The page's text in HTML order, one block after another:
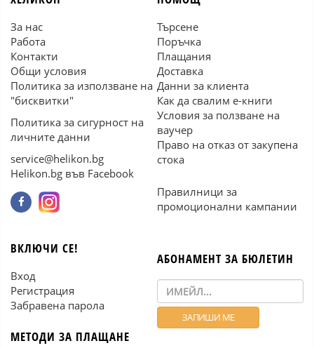
За нас
Работа
Контакти
Общи условия
Политика за използване на
"бисквитки"
Политика за сигурност на
личните данни
service@helikon.bg
Helikon.bg във Facebook
Търсене
Поръчка
Плащания
Доставка
Данни за клиента
Как да свалим е-книги
Условия за ползване на
ваучер
Право на отказ от закупена
стока
Правилници за
промоционални кампании
ВКЛЮЧИ СЕ!
Вход
Регистрация
Забравена парола
МЕТОДИ ЗА ПЛАЩАНЕ
АБОНАМЕНТ ЗА БЮЛЕТИН